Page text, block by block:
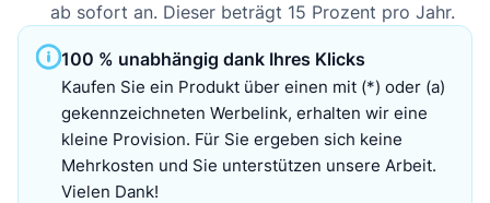
ab sofort an. Dieser beträgt 15 Prozent pro Jahr.
100 % unabhängig dank Ihres Klicks
Kaufen Sie ein Produkt über einen mit (*) oder (a)
gekennzeichneten Werbelink, erhalten wir eine
kleine Provision. Für Sie ergeben sich keine
Mehrkosten und Sie unterstützen unsere Arbeit.
Vielen Dank!